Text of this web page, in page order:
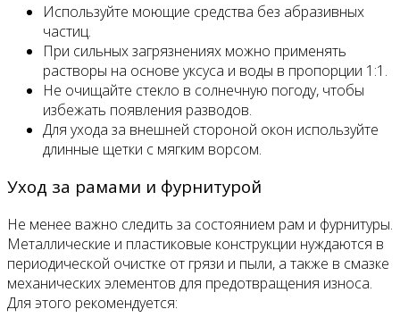
Используйте моющие средства без абразивных
частиц.
При сильных загрязнениях можно применять
растворы на основе уксуса и воды в пропорции 1:1.
Не очищайте стекло в солнечную погоду, чтобы
избежать появления разводов.
Для ухода за внешней стороной окон используйте
длинные щетки с мягким ворсом.
Уход за рамами и фурнитурой
Не менее важно следить за состоянием рам и фурнитуры.
Металлические и пластиковые конструкции нуждаются в
периодической очистке от грязи и пыли, а также в смазке
механических элементов для предотвращения износа.
Для этого рекомендуется: